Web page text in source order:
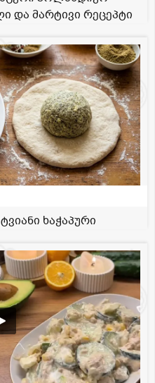
და მარტივი რეცეპტი
ხაჭაპური